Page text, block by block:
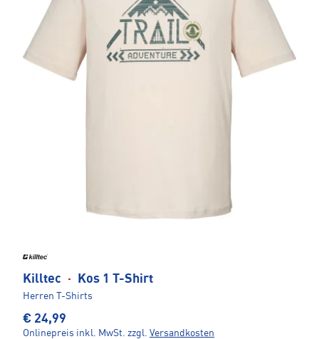
Killtec · Kos 1 T-Shirt
Herren T-Shirts
€ 24,99
Onlinepreis inkl. MwSt. zzgl. Versandkosten